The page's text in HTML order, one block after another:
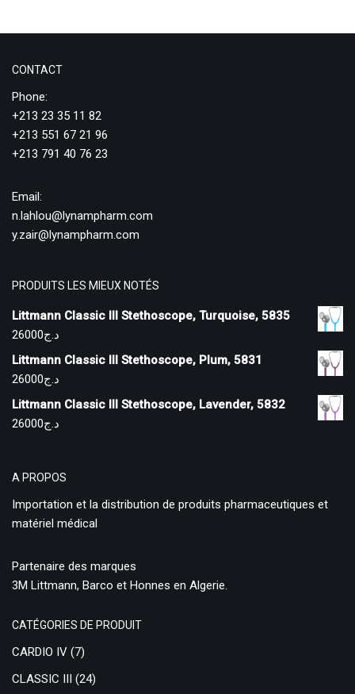
CONTACT
Phone:
+213 23 35 11 82
+213 551 67 21 96
+213 791 40 76 23
Email:
n.lahlou@lynampharm.com
y.zair@lynampharm.com
PRODUITS LES MIEUX NOTÉS
Littmann Classic III Stethoscope, Turquoise, 5835
د.ج26000
Littmann Classic III Stethoscope, Plum, 5831
د.ج26000
Littmann Classic III Stethoscope, Lavender, 5832
د.ج26000
A PROPOS
Importation et la distribution de produits pharmaceutiques et
matériel médical
Partenaire des marques
3M Littmann, Barco et Honnes en Algerie.
CATÉGORIES DE PRODUIT
CARDIO IV (7)
CLASSIC III (24)